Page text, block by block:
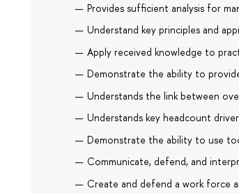
Provides sufficient analysis for
Understand key principles and
Apply received knowledge to
Demonstrate the ability to
Understands the link between
Understands key headcount
Demonstrate the ability to use
Communicate, defend, and
Create and defend a work force